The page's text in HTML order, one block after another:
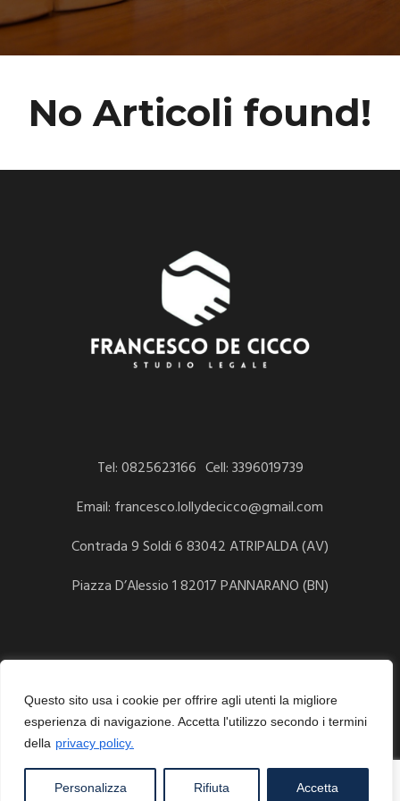
Questo sito usa i cookie per offrire agli utenti la migliore
esperienza di navigazione. Accetta l'utilizzo secondo i termini
della privacy policy.
Personalizza Rifiuta Accetta
No Articoli found!
Tel: 0825623166 Cell: 3396019739
Email: francesco.lollydecicco@gmail.com
Contrada 9 Soldi 6 83042 ATRIPALDA (AV)
Piazza D’Alessio 1 82017 PANNARANO (BN)
Privacy policy
© 2026 Avvocato Francesco De Cicco. Created with
BDF